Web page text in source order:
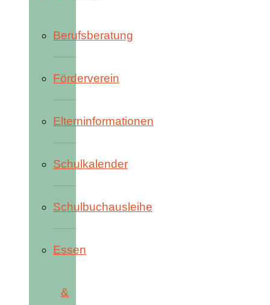
Berufsberatung
Förderverein
Elterninformationen
Schulkalender
Schulbuchausleihe
Essen
&